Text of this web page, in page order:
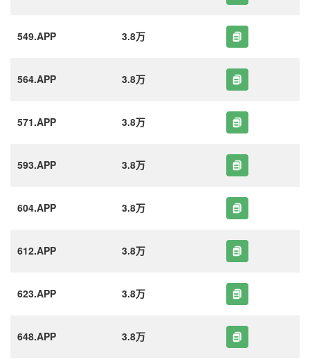
549.APP 3.8万
564.APP 3.8万
571.APP 3.8万
593.APP 3.8万
604.APP 3.8万
612.APP 3.8万
623.APP 3.8万
648.APP 3.8万